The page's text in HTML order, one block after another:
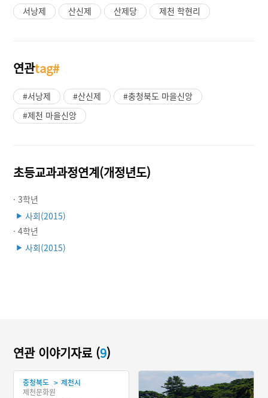
서낭제 산신제 산제당 제천 학현리
연관tag#
#서낭제 #산신제
#충청북도 마을신앙
#제천 마을신앙
초등교과과정연계(개정년도)
· 3학년
▶ 사회(2015)
· 4학년
▶ 사회(2015)
연관 이야기자료 (9)
충청북도 > 제천시
제천문화원